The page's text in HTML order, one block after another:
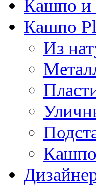
Кашпо и
Кашпо
Из
Кашпо